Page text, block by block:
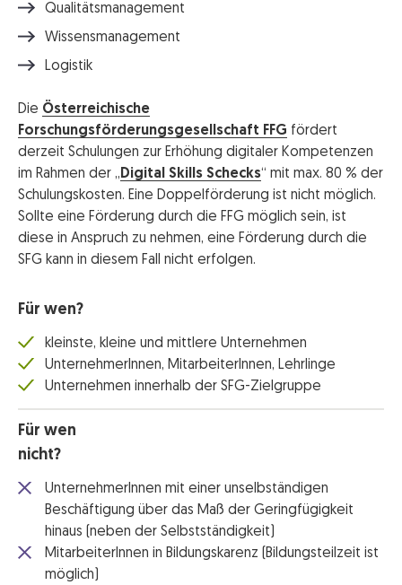
Qualitätsmanagement
Wissensmanagement
Logistik
Die Österreichische
Forschungsförderungsgesellschaft FFG fördert
derzeit Schulungen zur Erhöhung digitaler Kompetenzen
im Rahmen der „ Digital Skills Schecks“ mit max. 80 % der
Schulungskosten. Eine Doppelförderung ist nicht möglich.
Sollte eine Förderung durch die FFG möglich sein, ist
diese in Anspruch zu nehmen, eine Förderung durch die
SFG kann in diesem Fall nicht erfolgen.
Für wen?
kleinste, kleine und mittlere Unternehmen
UnternehmerInnen, MitarbeiterInnen, Lehrlinge
Unternehmen innerhalb der SFG-Zielgruppe
Für wen
nicht?
UnternehmerInnen mit einer unselbständigen
Beschäftigung über das Maß der Geringfügigkeit
hinaus (neben der Selbstständigkeit)
MitarbeiterInnen in Bildungskarenz (Bildungsteilzeit ist
möglich)